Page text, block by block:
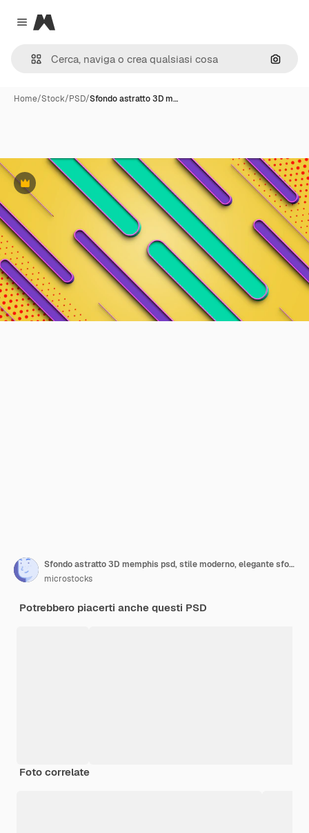
Close menu
Magnific
Cerca
Home/Stock/PSD/Sfondo astratto 3D m…
Premium
Sfondo astratto 3D memphis psd, stile moderno, elegante sfondo minimale con strisce o linee
microstocks
Potrebbero piacerti anche questi PSD
Foto correlate